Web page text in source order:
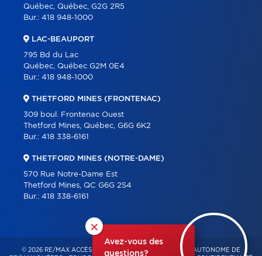
×
Avez-vous des
questions?
Québec, Québec, G2G 2R5
Bur.: 418 948-1000
LAC-BEAUPORT
795 Bd du Lac
Québec, Québec G2M 0E4
Bur.: 418 948-1000
THETFORD MINES (FRONTENAC)
309 boul. Frontenac Ouest
Thetford Mines, Québec, G6G 6K2
Bur.: 418 338-6161
THETFORD MINES (NOTRE-DAME)
570 Rue Notre-Dame Est
Thetford Mines, QC G6G 2S4
Bur.: 418 338-6161
© 2026 RE/MAX ACCÈS – FRANCHISÉ INDÉPENDANT ET AUTONOME DE